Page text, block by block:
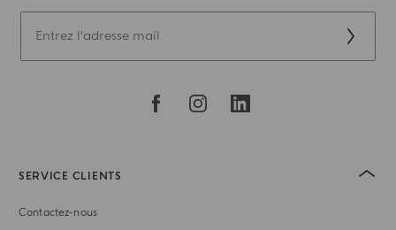
SERVICE CLIENTS
Contactez-nous